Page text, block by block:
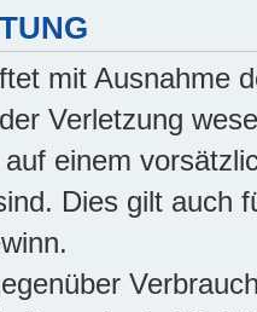
mit Ausnahme
Verletzung
einem
Dies gilt auch